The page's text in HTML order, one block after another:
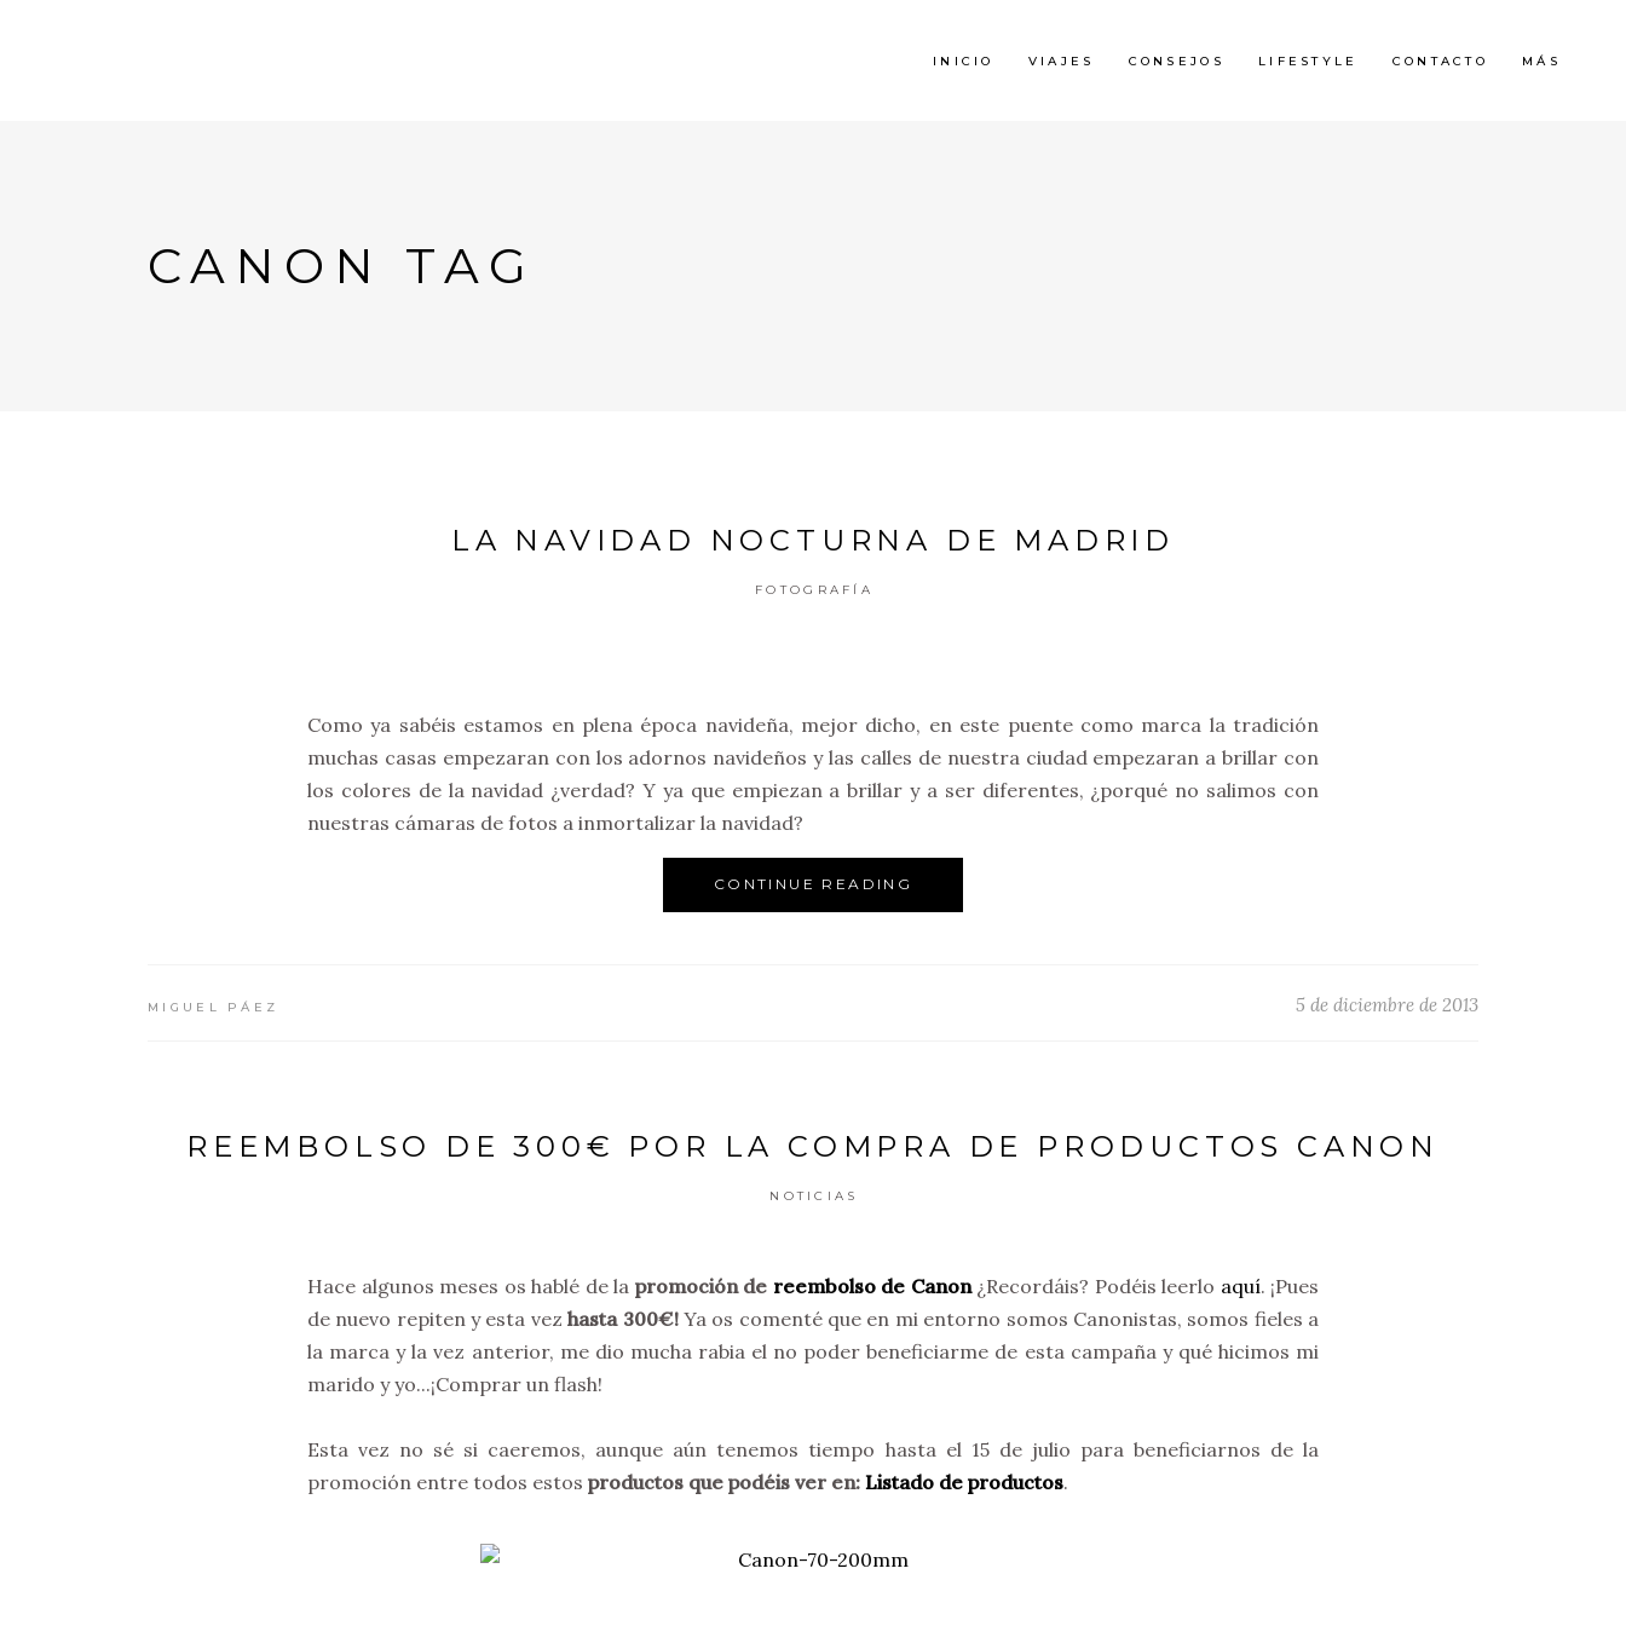
INICIO VIAJES CONSEJOS LIFESTYLE CONTACTO MÁS
CANON TAG
LA NAVIDAD NOCTURNA DE MADRID
FOTOGRAFÍA
Como ya sabéis estamos en plena época navideña, mejor dicho, en este puente como marca la tradición
muchas casas empezaran con los adornos navideños y las calles de nuestra ciudad empezaran a brillar con
los colores de la navidad ¿verdad? Y ya que empiezan a brillar y a ser diferentes, ¿porqué no salimos con
nuestras cámaras de fotos a inmortalizar la navidad?
CONTINUE READING
MIGUEL PÁEZ 5 de diciembre de 2013
REEMBOLSO DE 300€ POR LA COMPRA DE PRODUCTOS CANON
NOTICIAS
Hace algunos meses os hablé de la promoción de reembolso de Canon¿Recordáis? Podéis leerlo aquí. ¡Pues
de nuevo repiten y esta vezhasta 300€!Ya os comenté que en mi entorno somos Canonistas, somos fieles a
la marca y la vez anterior, me dio mucha rabia el no poder beneficiarme de esta campaña y qué hicimos mi
marido y yo...¡Comprar un flash!
Esta vez no sé si caeremos, aunque aún tenemos tiempo hasta el 15 de julio para beneficiarnos de la
promoción entre todos estos productos que podéis ver en: Listado de productos.